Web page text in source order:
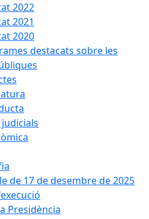
2022
2021
2020
destacats sobre les
de 17 de desembre de 2025
Presidència